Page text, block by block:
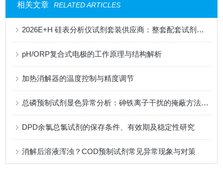
相关文章 RELATED ARTICLES
2026E+H 硅表分析仪试剂套装供应商：整套配套试剂，适配电厂在线监测场景
pH/ORP复合式电极的工作原理与结构解析
加热消解器的温度控制与精度调节
总磷预制试剂显色异常分析：砷铁离子干扰的掩蔽方法与质控样验证
DPD余氯总氯试剂的保存条件、有效期及稳定性研究
消解后溶液浑浊？COD预制试剂常见异常现象与对策